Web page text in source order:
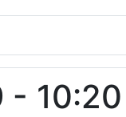
- 10:20